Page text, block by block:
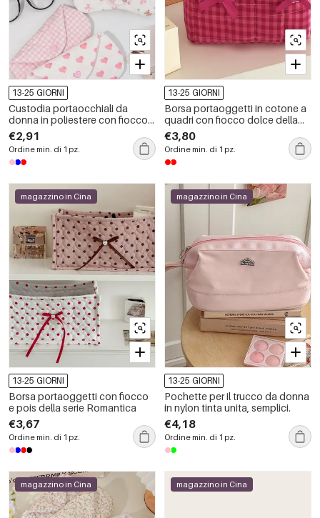
13-25 GIORNI
Custodia portaocchiali da
donna in poliestere con fiocco a
forma di fiore, serie romantica.
€2,91
Ordine min. di 1 pz.
13-25 GIORNI
Borsa portaoggetti in cotone a
quadri con fiocco dolce della
serie Romantic Series
€3,80
Ordine min. di 1 pz.
magazzino in Cina
13-25 GIORNI
Borsa portaoggetti con fiocco
e pois della serie Romantica
€3,67
Ordine min. di 1 pz.
magazzino in Cina
13-25 GIORNI
Pochette per il trucco da donna
in nylon tinta unita, semplici.
€4,18
Ordine min. di 1 pz.
magazzino in Cina magazzino in Cina